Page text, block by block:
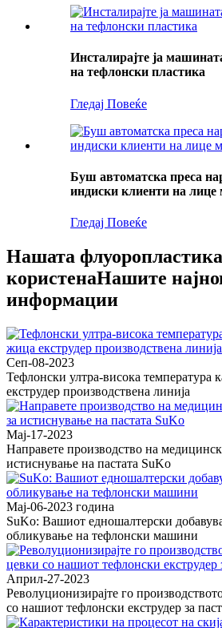
Инсталирајте ја
на тефлонски пластика
Гледај Повеќе
Буш автоматска преса
индиски клиенти на лице
Гледај Повеќе
Нашата
користенаНашите
информации
Сеп-08-2023
Тефлонски ултра-висока температура
екструдер производствена линија
Мај-17-2023
Направете производство на
истиснување на пастата SuKo
Мај-06-2023 година
SuKo: Вашиот едношалтерски
обликување на тефлонски машини
Април-27-2023
Револуционизирајте го
со нашиот тефлонски екструдер за